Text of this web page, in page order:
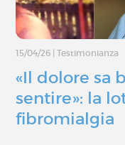
15/04/26 Testimonianza
«Il dolore sa
sentire»: la
fibromialgia